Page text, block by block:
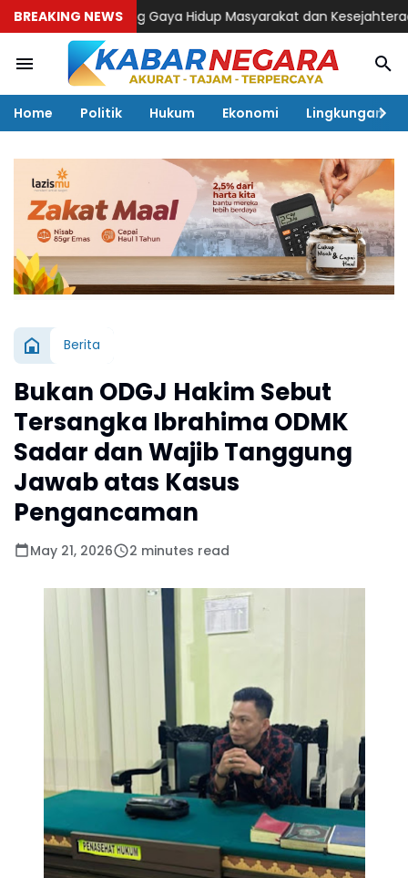
BREAKING NEWS
Dukung Gaya Hidup Masyarakat dan Kesejahteraan Hewan,
Home Politik Hukum Ekonomi Lingkungan
Berita
Bukan ODGJ Hakim Sebut
Tersangka Ibrahima ODMK
Sadar dan Wajib Tanggung
Jawab atas Kasus
Pengancaman
May 21, 2026 2 minutes read